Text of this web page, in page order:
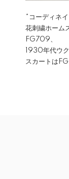
*コーディネ
花刺繍ホーム
FG709、
1930年代ウ
スカートは